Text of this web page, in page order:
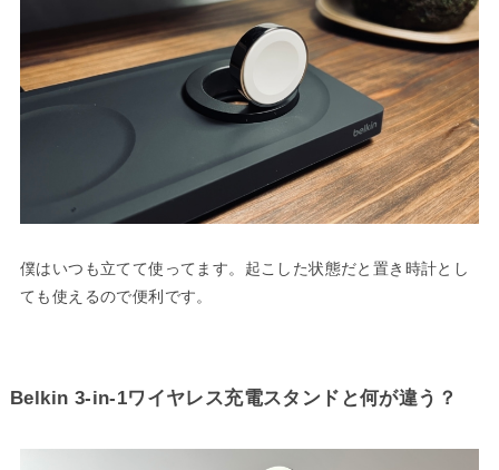
僕はいつも立てて使ってます。起こした状態だと置き時計とし
ても使えるので便利です。
Belkin 3-in-1ワイヤレス充電スタンドと何が違う？